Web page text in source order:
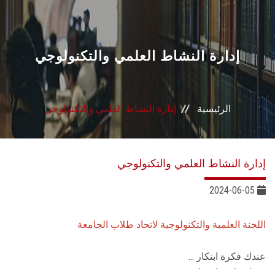
عن الجامعة
القطاعـات
الشئون الأكاديمية
البحث العلمي
إدارة النشاط العلمي والتكنولوجي
الرئيسية إدارة النشاط العلمي والتكنولوجي
إدارة النشاط العلمي والتكنولوجي
اللجنة العلمية والتكنولوجية لاتحاد طلاب الجامعة
عندك فكرة ابتكار ...